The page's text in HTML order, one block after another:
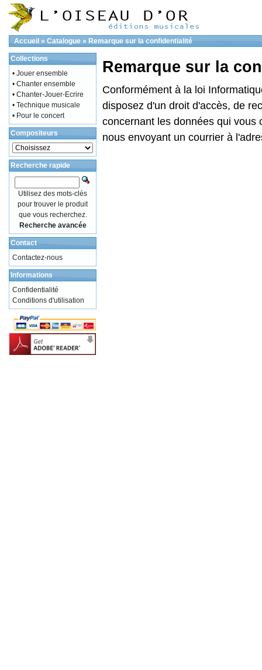
Accueil » Catalogue » Remarque sur la confidentialité
Remarque sur la
Conformément à la loi
disposez d'un droit d'accès, de
concernant les données qui vous
nous envoyant un courrier à
Collections
• Jouer ensemble
• Chanter ensemble
• Chanter-Jouer-Ecrire
• Technique musicale
• Pour le concert
Compositeurs
Recherche rapide
Utilisez des mots-clés
pour trouver le produit
que vous recherchez.
Recherche avancée
Contact
Contactez-nous
Informations
Confidentialité
Conditions d'utilisation